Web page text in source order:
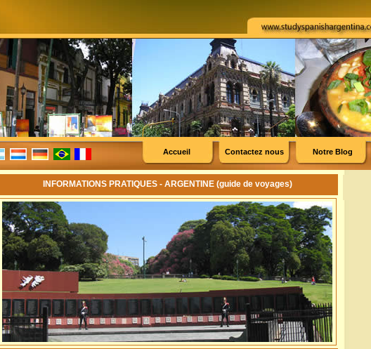
Notre Blog
Contactez nous
Accueil
INFORMATIONS PRATIQUES - ARGENTINE (guide de voyages)